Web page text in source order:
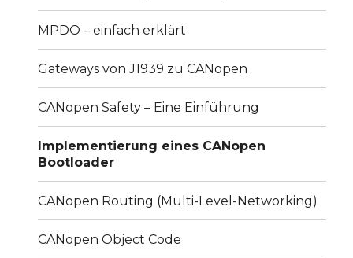
MPDO – einfach erklärt
Gateways von J1939 zu CANopen
CANopen Safety – Eine Einführung
Implementierung eines CANopen
Bootloader
CANopen Routing (Multi-Level-Networking)
CANopen Object Code